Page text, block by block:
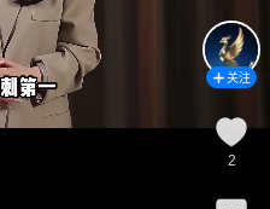
关注
2